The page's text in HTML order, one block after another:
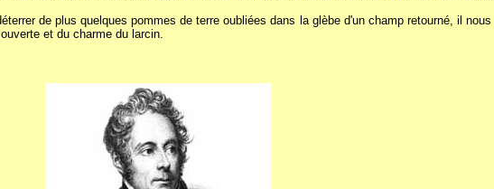
de plus quelques pommes de terre oubliées dans la glèbe d'un champ retourné, il
et du charme du larcin.